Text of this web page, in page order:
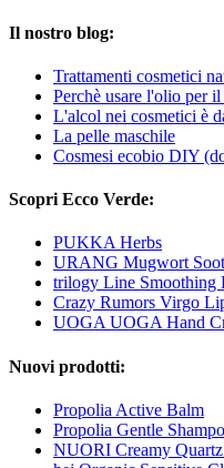
Il nostro blog:
Trattamenti cosmetici
Perchè usare l'olio per
L'alcol nei cosmetici è
La pelle maschile
Cosmesi ecobio DIY
Scopri Ecco Verde:
PUKKA Herbs
URANG Mugwort
trilogy Line Smoothing
Crazy Rumors Virgo
UOGA UOGA Hand
Nuovi prodotti:
Propolia Active Balm
Propolia Gentle
NUORI Creamy